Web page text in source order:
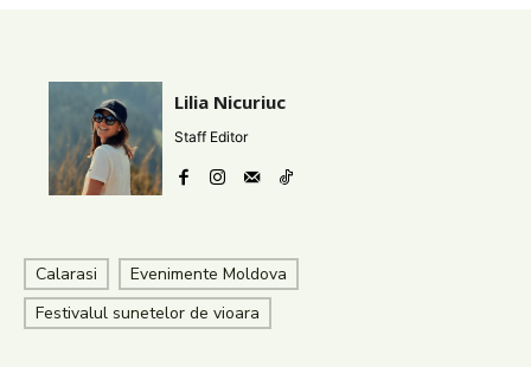
Lilia Nicuriuc
Staff Editor
Calarasi
Evenimente Moldova
Festivalul sunetelor de vioara